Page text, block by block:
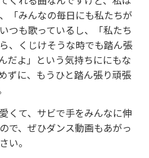
「みんなの毎日にも私たちが
つも歌っているし、「私たち
、くじけそうな時でも踏ん張
だよ」という気持ちににもな
ずに、もうひと踏ん張り頑張
くて、サビで手をみんなに伸
で、ぜひダンス動画もあがっ
い。